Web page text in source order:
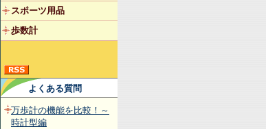
スポーツ用品
歩数計
よくある質問
万歩計の機能を比較！～
時計型編